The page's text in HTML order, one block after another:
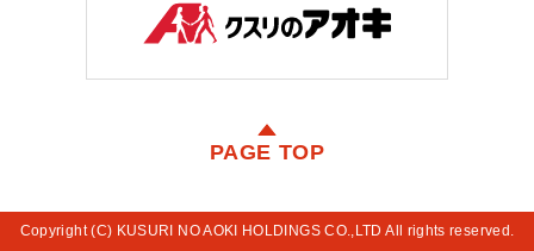
PAGE TOP
Copyright (C) KUSURI NO AOKI HOLDINGS CO.,LTD All rights reserved.